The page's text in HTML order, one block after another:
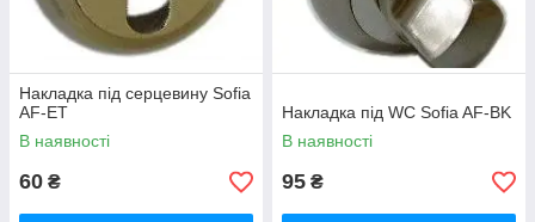
Накладка під серцевину Sofia
AF-ET
В наявності
60 ₴
Накладка під WC Sofia AF-BK
В наявності
95 ₴